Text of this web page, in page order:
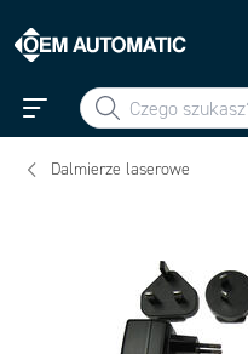
Dalmierze laserowe